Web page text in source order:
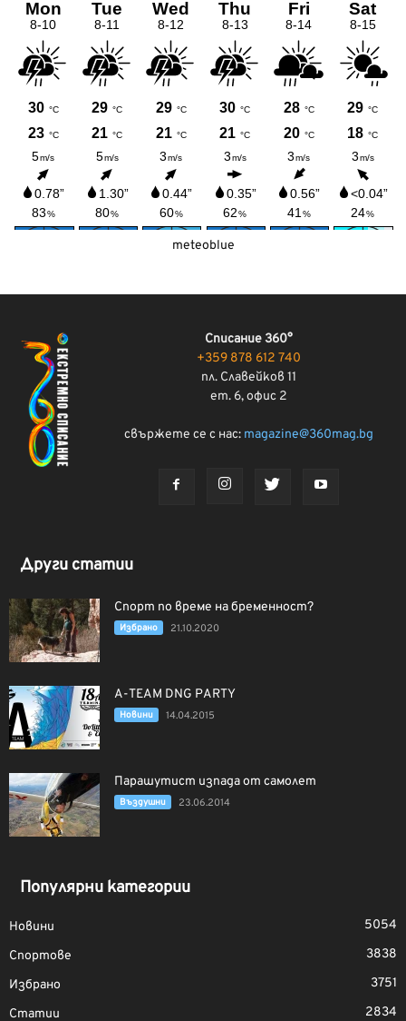
meteoblue
Списание 360°
+359 878 612 740
пл. Славейков 11
ет. 6, офис 2
свържете се с нас: magazine@360mag.bg
Други статии
Спорт по време на бременност?
Избрано 21.10.2020
A-TEAM DNG PARTY
Новини 14.04.2015
Парашутист изпада от самолет
Въздушни 23.06.2014
Популярни категории
Новини
5054
Спортове
3838
Избрано
3751
Статии
2834